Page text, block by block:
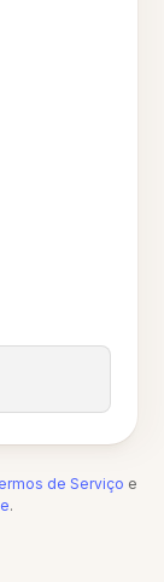
de Serviço e
.